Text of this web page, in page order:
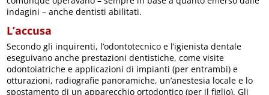
indagini – anche dentisti abilitati.
L’accusa
Secondo gli inquirenti, l’odontotecnico e l’igienista dentale
eseguivano anche prestazioni dentistiche, come visite
odontoiatriche e applicazioni di impianti (per entrambi) e
otturazioni, radiografie panoramiche, un’anestesia locale e lo
spostamento di un apparecchio ortodontico (per il figlio). Gli